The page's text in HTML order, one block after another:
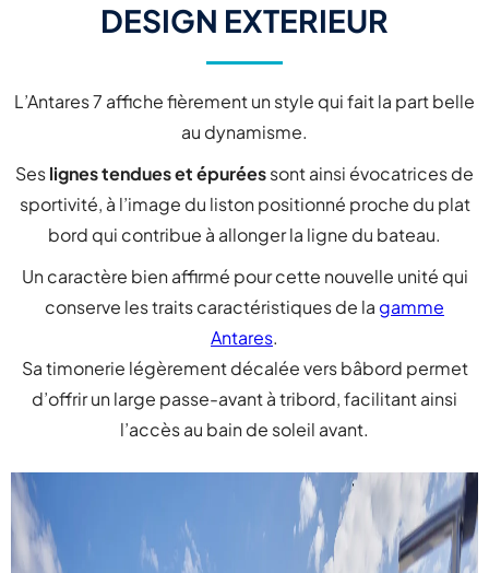
DESIGN EXTERIEUR
L’Antares 7 affiche fièrement un style qui fait la part belle
au dynamisme.
Seslignes tendues et épuréessont ainsi évocatrices de
sportivité, à l’image du liston positionné proche du plat
bord qui contribue à allonger la ligne du bateau.
Un caractère bien affirmé pour cette nouvelle unité qui
conserve les traits caractéristiques de lagamme
Antares.
Sa timonerie légèrement décalée vers bâbord permet
d’offrir un large passe-avant à tribord, facilitant ainsi
l’accès au bain de soleil avant.